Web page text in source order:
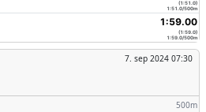
(1:51.0)
1:51.0/500m
1:59.00
(1:59.0)
1:59.0/500m
7. sep 2024 07:30
500m